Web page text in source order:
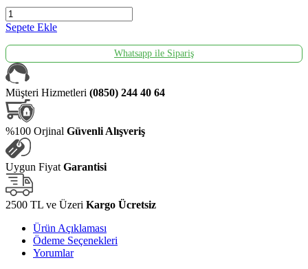
Sepete Ekle
Whatsapp ile Sipariş
Müşteri Hizmetleri (0850) 244 40 64
%100 Orjinal Güvenli Alışveriş
Uygun Fiyat Garantisi
2500 TL ve Üzeri Kargo Ücretsiz
Ürün Açıklaması
Ödeme Seçenekleri
Yorumlar